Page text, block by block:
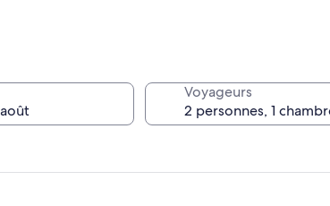
Voyageurs